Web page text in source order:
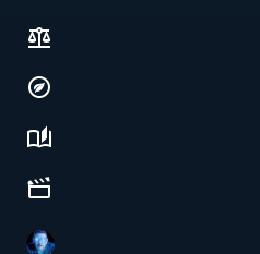
Society, justice & freedoms
Economy, environment & technology
Science, history & spirituality
Culture, media & entertainment